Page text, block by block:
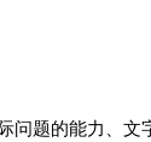
问题的能力、文